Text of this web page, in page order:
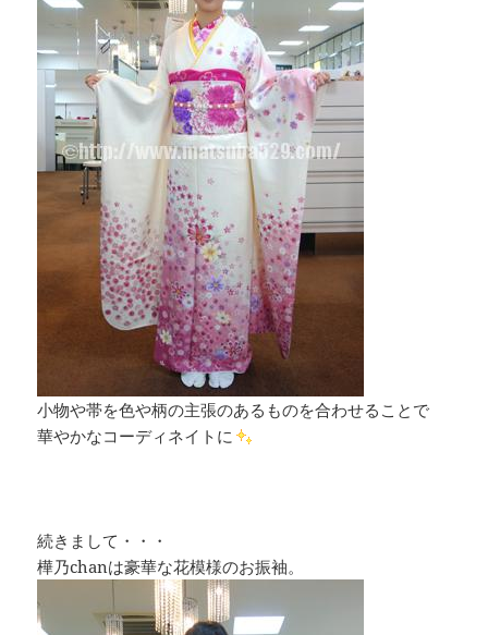
小物や帯を色や柄の主張のあるものを合わせることで
華やかなコーディネイトに
続きまして・・・
樺乃chanは豪華な花模様のお振袖。